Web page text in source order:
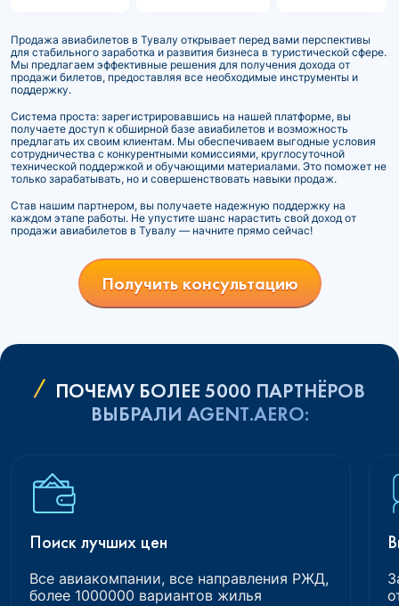
Продажа авиабилетов в Тувалу открывает перед вами перспективы
для стабильного заработка и развития бизнеса в туристической сфере.
Мы предлагаем эффективные решения для получения дохода от
продажи билетов, предоставляя все необходимые инструменты и
поддержку.
Система проста: зарегистрировавшись на нашей платформе, вы
получаете доступ к обширной базе авиабилетов и возможность
предлагать их своим клиентам. Мы обеспечиваем выгодные условия
сотрудничества с конкурентными комиссиями, круглосуточной
технической поддержкой и обучающими материалами. Это поможет не
только зарабатывать, но и совершенствовать навыки продаж.
Став нашим партнером, вы получаете надежную поддержку на
каждом этапе работы. Не упустите шанс нарастить свой доход от
продажи авиабилетов в Тувалу — начните прямо сейчас!
Получить консультацию
ПОЧЕМУ БОЛЕЕ 5000 ПАРТНЁРОВ
ВЫБРАЛИ AGENT.AERO:
Поиск лучших цен
Все авиакомпании, все направления РЖД,
более 1000000 вариантов жилья